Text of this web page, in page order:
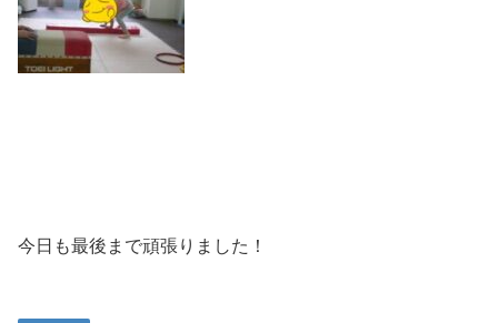
今日も最後まで頑張りました！